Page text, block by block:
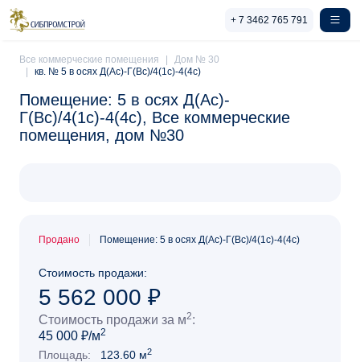
Перейти к основному содержанию
+ 7 3462 765 791
Все коммерческие помещения
Дом № 30
кв. № 5 в осях Д(Ас)-Г(Вс)/4(1с)-4(4с)
Помещение: 5 в осях Д(Ас)-
Г(Вс)/4(1с)-4(4с), Все коммерческие
помещения, дом №30
Продано Помещение: 5 в осях Д(Ас)-Г(Вс)/4(1с)-4(4с)
Стоимость продажи:
5 562 000 ₽
Стоимость продажи за м2:
45 000 ₽/м2
Площадь: 123.60 м2